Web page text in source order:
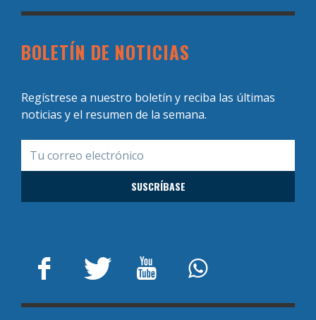
BOLETÍN DE NOTICIAS
Regístrese a nuestro boletín y reciba las últimas
noticias y el resumen de la semana.